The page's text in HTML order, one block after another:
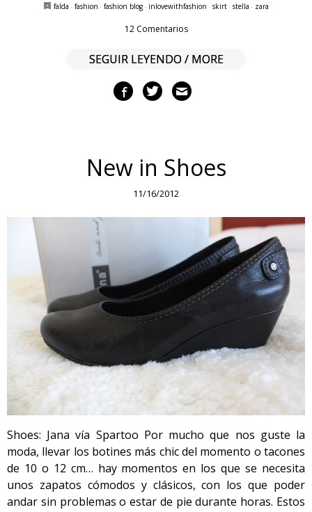
falda · fashion · fashion blog · inlovewithfashion · skirt · stella · zara
12 Comentarios
SEGUIR LEYENDO / MORE
New in Shoes
11/16/2012
Shoes: Jana vía Spartoo Por mucho que nos guste la
moda, llevar los botines más chic del momento o tacones
de 10 o 12 cm… hay momentos en los que se necesita
unos zapatos cómodos y clásicos, con los que poder
andar sin problemas o estar de pie durante horas. Estos